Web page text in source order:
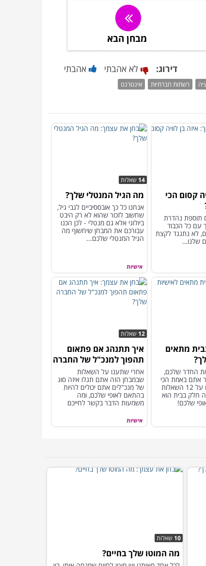
מבחן הבא
דירוג: לא אהבתי אהבתי
רשתות חברתיות אינטרנט
קסום הכי
תוספת נהדרת
עם כל הכבוד
לא נתנגד לקצת
שלנו…
אישיות
14 שאלות
מה הגיל המנטלי שלך?
אנחנו כל כך אובססיביים לגבי גיל,
שחשוב לזכור שהוא לא רק היבט
ביולוגי אלא גם מנטלי - לכן הכנו
עבורכם את המבחן שיחשוף מה
הגיל המנטלי שלכם...
מתאים
החדר שלכם,
אתם באמת הכי
מתחברים? ענו על 12 השאלות
חלק בבית הוא
שלכם!
אישיות
12 שאלות
איך תתנהג אם פתאום
תהפוך למנכ"ל של החברה
שלך?
אחרי שתענו על השאלות
שבמבחן הזה אתם תגלו איזה סוג
של מנכ"לים אתם יכולים להיות
בהתאם לאופי שלכם, ומה
משמעות הדבר בקשר לחייכם
10 שאלות
מה המוטו שלך בחיים?